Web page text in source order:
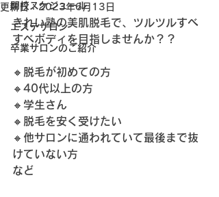
開校スケジュール
エステサロン
卒業サロンのご紹介
更新日：2023年6月13日
きれい塾の美肌脱毛で、ツルツルすべ
すべボディを目指しませんか？？
🔸脱毛が初めての方
🔸40代以上の方
🔸学生さん
🔸脱毛を安く受けたい
🔸他サロンに通われていて最後まで抜
けていない方
など